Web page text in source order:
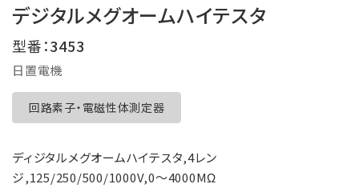
デジタルメグオームハイテスタ
型番：3453
日置電機
回路素子・電磁性体測定器
ディジタルメグオームハイテスタ,4レン
ジ,125/250/500/1000V,0～4000MΩ